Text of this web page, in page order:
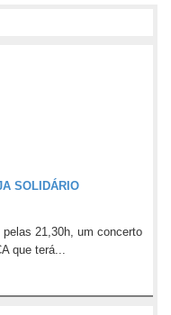
SOLIDÁRIO
21,30h, um concerto
que terá...